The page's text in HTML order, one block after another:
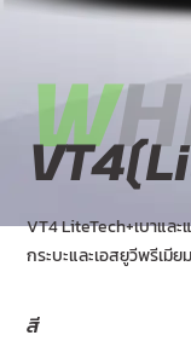
W
VT4 LiteTech+เบาแล
กระบะและเอสยูวีพรีเมียม
สี